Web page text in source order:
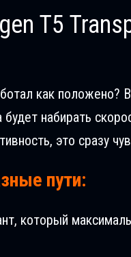
T5
как положено?
набирать
это сразу
пути:
который